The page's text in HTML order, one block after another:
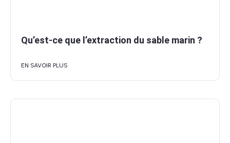
Qu’est-ce que l’extraction du sable marin ?
EN SAVOIR PLUS